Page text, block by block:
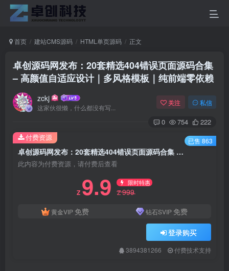
首页 建站CMS源码 HTML单页源码 正文
卓创源码网发布：20套精选404错误页面源码合集
– 高颜值自适应设计｜多风格模板｜纯前端零依赖
zckj
这家伙很懒，什么都没有写...
关注 私信
0 754 222
卓创源码网发布：20套精选404错误页面源码合集 – 高颜值自适应设计｜多风格模板｜纯前端零依赖
此内容为付费资源，请付费后查看
Z 9.9 限时特惠
Z999
黄金VIP 免费 钻石SVIP 免费
登录购买
3894381266 付费技术支持
付费资源 已售 863